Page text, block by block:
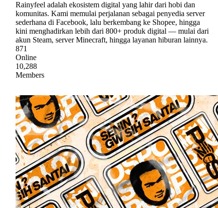
Rainyfeel adalah ekosistem digital yang lahir dari hobi dan
komunitas. Kami memulai perjalanan sebagai penyedia server
sederhana di Facebook, lalu berkembang ke Shopee, hingga
kini menghadirkan lebih dari 800+ produk digital — mulai dari
akun Steam, server Minecraft, hingga layanan hiburan lainnya.
871
Online
10,288
Members